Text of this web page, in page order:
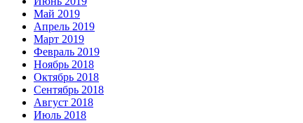
Май 2019
Апрель 2019
Март 2019
Февраль 2019
Ноябрь 2018
Октябрь 2018
Сентябрь 2018
Август 2018
Июль 2018